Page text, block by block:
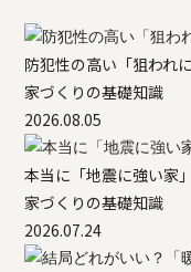
防犯性の高い「狙われ
家づくりの基礎知識
2026.08.05
本当に「地震に強い家
家づくりの基礎知識
2026.07.24